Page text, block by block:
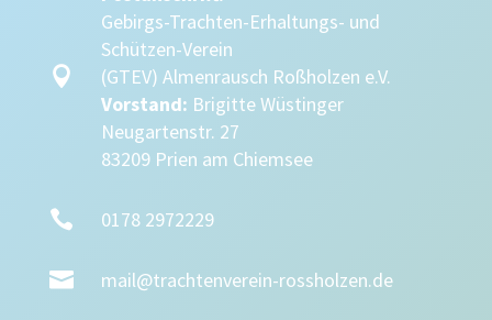

Gebirgs-Trachten-Erhaltungs- und
Schützen-Verein
(GTEV) Almenrausch Roßholzen e.V.
Vorstand: Brigitte Wüstinger
Neugartenstr. 27
83209 Prien am Chiemsee
 0178 2972229
 mail@trachtenverein-rossholzen.de